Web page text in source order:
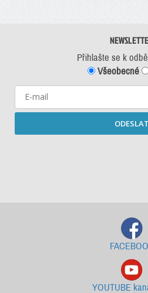
Přihlašte se k
Všeobecné
ODESLAT
YOUTUBE